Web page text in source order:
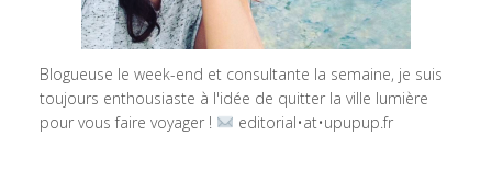
Blogueuse le week-end et consultante la semaine, je suis
toujours enthousiaste à l'idée de quitter la ville lumière
pour vous faire voyager !
editorial•at•upupup.fr